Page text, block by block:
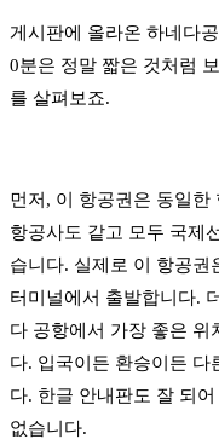
게시판에 올라온 하네다
0분은 정말 짧은 것처럼
를 살펴보죠.
먼저, 이 항공권은 동일한
항공사도 같고 모두 국제
습니다. 실제로 이 항공권
터미널에서 출발합니다.
다 공항에서 가장 좋은 위
다. 입국이든 환승이든 다
다. 한글 안내판도 잘 되
없습니다.